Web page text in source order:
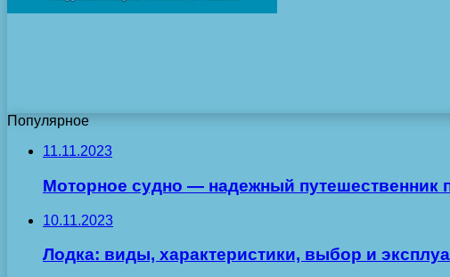
Популярное
11.11.2023
Моторное судно — надежный путешественник
10.11.2023
Лодка: виды, характеристики, выбор и